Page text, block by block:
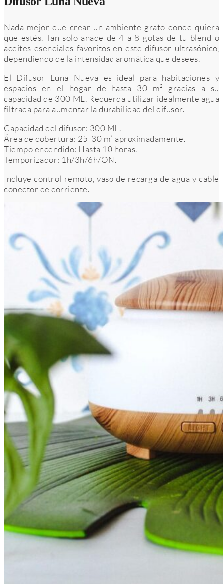
Nada mejor que crear un ambiente grato donde quiera
que estés. Tan solo añade de 4 a 8 gotas de tu blend o
aceites esenciales favoritos en este difusor ultrasónico,
dependiendo de la intensidad aromática que desees.
El Difusor Luna Nueva es ideal para habitaciones y
espacios en el hogar de hasta 30 m² gracias a su
capacidad de 300 ML. Recuerda utilizar idealmente agua
filtrada para aumentar la durabilidad del difusor.
Capacidad del difusor: 300 ML.
Área de cobertura: 25-30 m² aproximadamente.
Tiempo encendido: Hasta 10 horas.
Temporizador: 1h/3h/6h/ON.
Incluye control remoto, vaso de recarga de agua y cable
conector de corriente.